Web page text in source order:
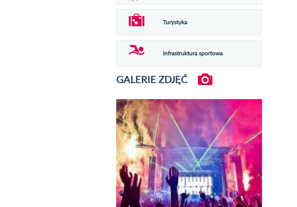
Turystyka
Infrastruktura sportowa
GALERIE ZDJĘĆ